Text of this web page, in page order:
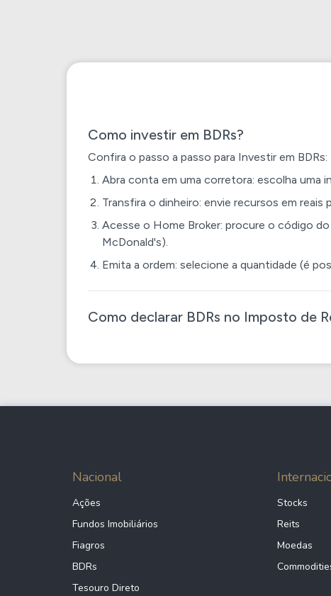
Como investir em BDRs?
Confira o passo a passo para Investir em BDRs:
Abra conta em uma corretora: escolha uma
Transfira o dinheiro: envie recursos em reais
Acesse o Home Broker: procure o código
McDonald's).
Emita a ordem: selecione a quantidade (é
Como declarar BDRs no Imposto de
Nacional
Ações
Fundos Imobiliários
Fiagros
BDRs
Tesouro Direto
Stocks
Reits
Moedas